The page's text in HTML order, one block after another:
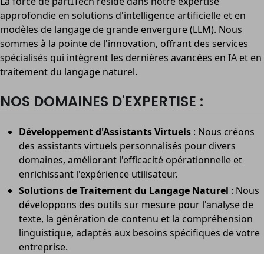
approfondie en solutions d'intelligence artificielle et en
modèles de langage de grande envergure (LLM). Nous
sommes à la pointe de l'innovation, offrant des services
spécialisés qui intègrent les dernières avancées en IA et en
traitement du langage naturel.
NOS DOMAINES D'EXPERTISE :
Développement d'Assistants Virtuels : Nous créons
des assistants virtuels personnalisés pour divers
domaines, améliorant l'efficacité opérationnelle et
enrichissant l'expérience utilisateur.
Solutions de Traitement du Langage Naturel : Nous
développons des outils sur mesure pour l'analyse de
texte, la génération de contenu et la compréhension
linguistique, adaptés aux besoins spécifiques de votre
entreprise.